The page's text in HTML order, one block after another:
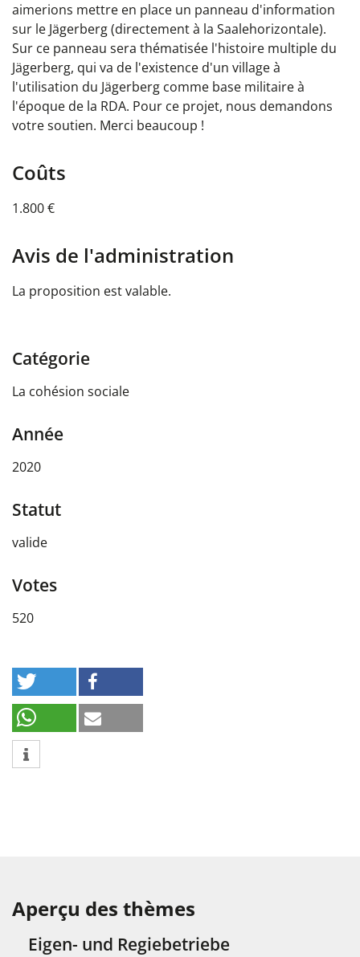
aimerions mettre en place un panneau d'information
sur le Jägerberg (directement à la Saalehorizontale).
Sur ce panneau sera thématisée l'histoire multiple du
Jägerberg, qui va de l'existence d'un village à
l'utilisation du Jägerberg comme base militaire à
l'époque de la RDA. Pour ce projet, nous demandons
votre soutien. Merci beaucoup !
Coûts
1.800 €
Avis de l'administration
La proposition est valable.
Catégorie
La cohésion sociale
Année
2020
Statut
valide
Votes
520
Aperçu des thèmes
Eigen- und Regiebetriebe